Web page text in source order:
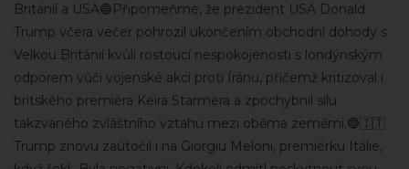
Británií a USA🔵Připomeňme, že prezident USA Donald
Trump včera večer pohrozil ukončením obchodní dohody s
Velkou Británií kvůli rostoucí nespokojenosti s londýnským
odporem vůči vojenské akci proti Íránu, přičemž kritizoval i
britského premiéra Keira Starmera a zpochybnil sílu
takzvaného zvláštního vztahu mezi oběma zeměmi.🔵🇮🇹
Trump znovu zaútočil i na Giorgiu Meloni, premiérku Itálie,